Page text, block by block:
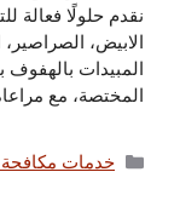
نقدم حلولًا فعالة
الابيض،
المبيدات
المختصة، مع
التصنيفات
خدمات